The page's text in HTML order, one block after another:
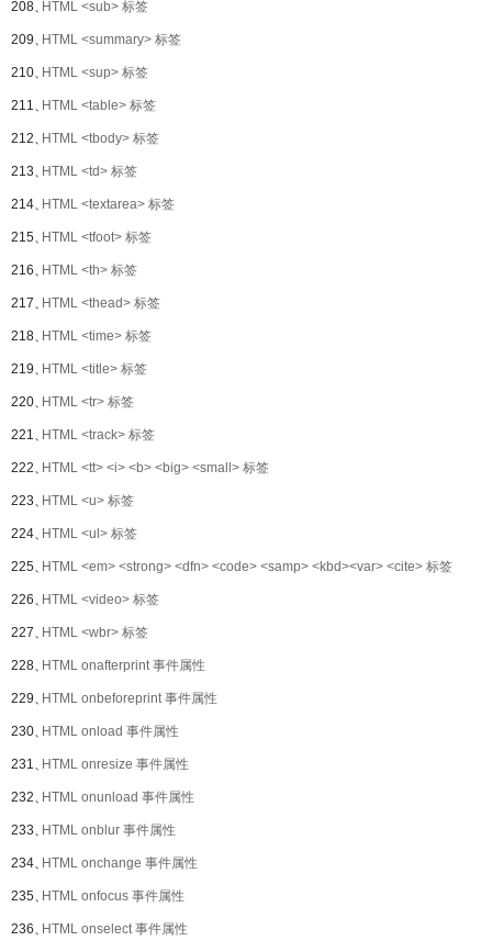
208、HTML <sub> 标签
209、HTML <summary> 标签
210、HTML <sup> 标签
211、HTML <table> 标签
212、HTML <tbody> 标签
213、HTML <td> 标签
214、HTML <textarea> 标签
215、HTML <tfoot> 标签
216、HTML <th> 标签
217、HTML <thead> 标签
218、HTML <time> 标签
219、HTML <title> 标签
220、HTML <tr> 标签
221、HTML <track> 标签
222、HTML <tt> <i> <b> <big> <small> 标签
223、HTML <u> 标签
224、HTML <ul> 标签
225、HTML <em> <strong> <dfn> <code> <samp> <kbd><var> <cite> 标签
226、HTML <video> 标签
227、HTML <wbr> 标签
228、HTML onafterprint 事件属性
229、HTML onbeforeprint 事件属性
230、HTML onload 事件属性
231、HTML onresize 事件属性
232、HTML onunload 事件属性
233、HTML onblur 事件属性
234、HTML onchange 事件属性
235、HTML onfocus 事件属性
236、HTML onselect 事件属性